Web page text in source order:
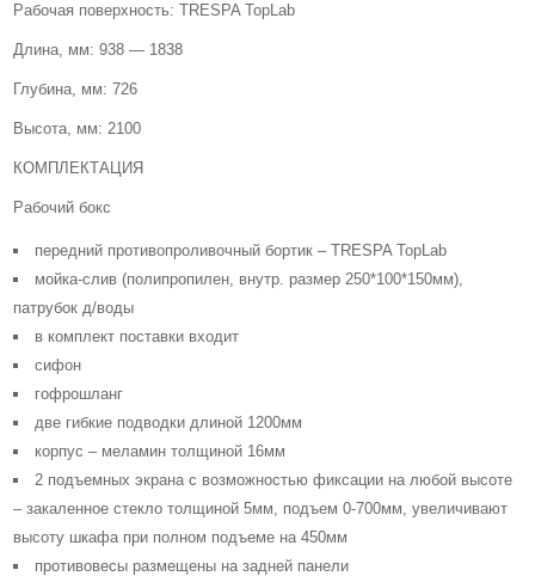
Рабочая поверхность: TRESPA TopLab
Длина, мм: 938 — 1838
Глубина, мм: 726
Высота, мм: 2100
КОМПЛЕКТАЦИЯ
Рабочий бокс
передний противопроливочный бортик – TRESPA TopLab
мойка-слив (полипропилен, внутр. размер 250*100*150мм),
патрубок д/воды
в комплект поставки входит
сифон
гофрошланг
две гибкие подводки длиной 1200мм
корпус – меламин толщиной 16мм
2 подъемных экрана с возможностью фиксации на любой высоте
– закаленное стекло толщиной 5мм, подъем 0-700мм, увеличивают
высоту шкафа при полном подъеме на 450мм
противовесы размещены на задней панели